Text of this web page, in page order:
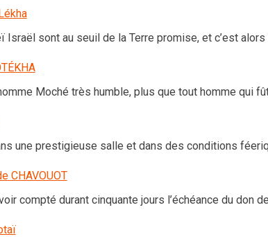
Israël sont au seuil de la Terre promise, et c’est
Moché très humble, plus que tout homme qui
une prestigieuse salle et dans des conditions
CHAVOUOT
compté durant cinquante jours l’échéance du don